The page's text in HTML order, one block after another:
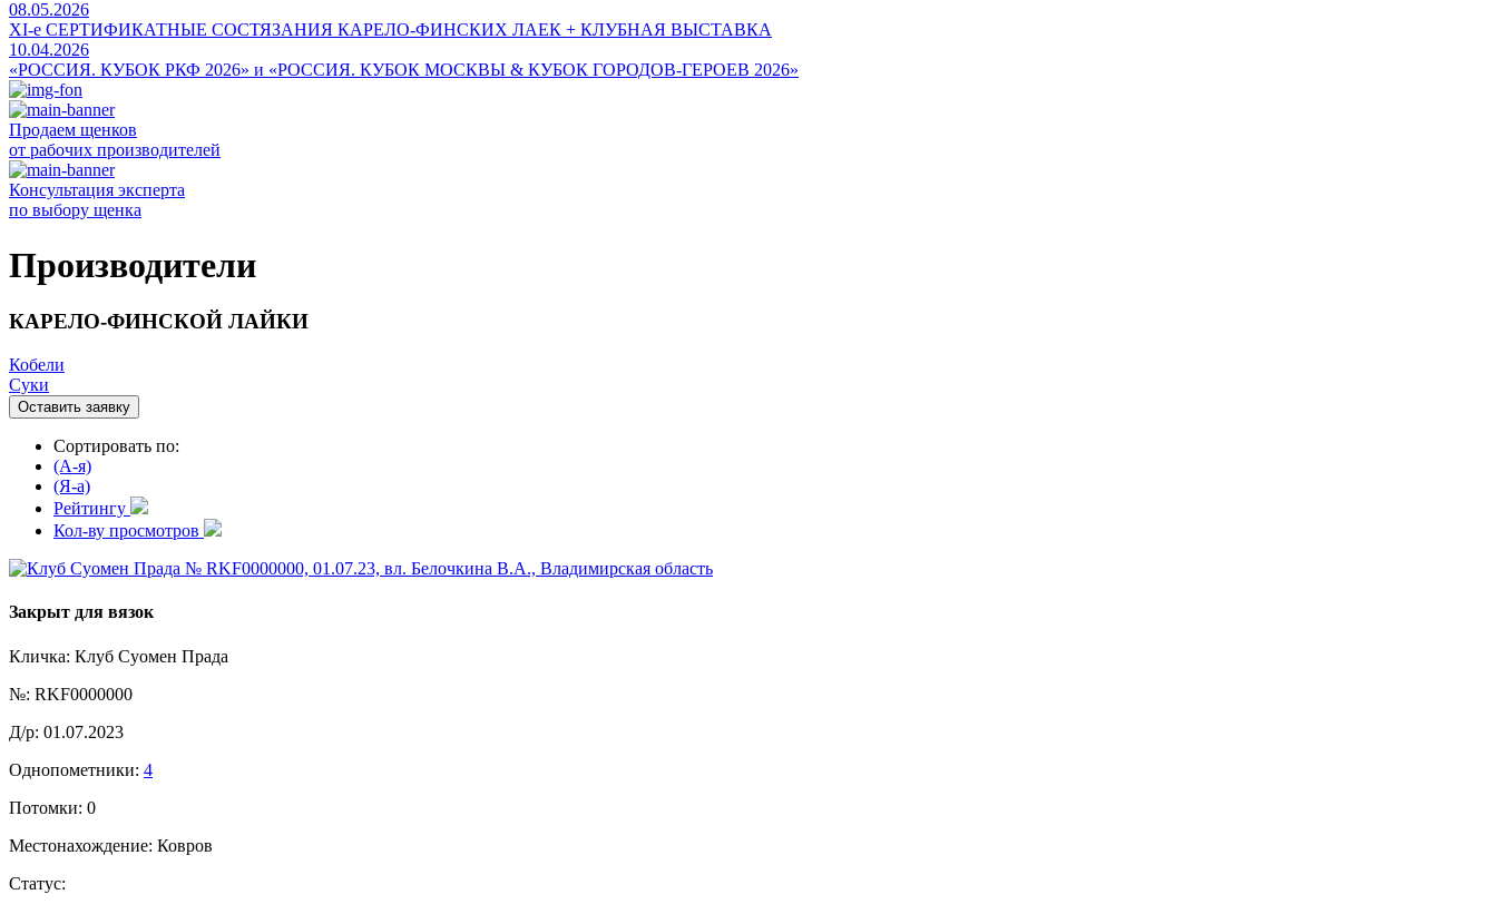
08.05.2026
ХI-е СЕРТИФИКАТНЫЕ СОСТЯЗАНИЯ КАРЕЛО-ФИНСКИХ ЛАЕК + КЛУБНАЯ ВЫСТАВКА
10.04.2026
«РОССИЯ. КУБОК РКФ 2026» и «РОССИЯ. КУБОК МОСКВЫ & КУБОК ГОРОДОВ-ГЕРОЕВ 2026»
Продаем щенков
от рабочих производителей
Консультация эксперта
по выбору щенка
Производители
КАРЕЛО-ФИНСКОЙ ЛАЙКИ
Кобели
Суки
Оставить заявку
Сортировать по:
(A-я)
(Я-а)
Рейтингу
Кол-ву просмотров
Закрыт для вязок
Кличка: Клуб Суомен Прада
№: RKF0000000
Д/р: 01.07.2023
Однопометники: 4
Потомки: 0
Местонахождение: Ковров
Статус: